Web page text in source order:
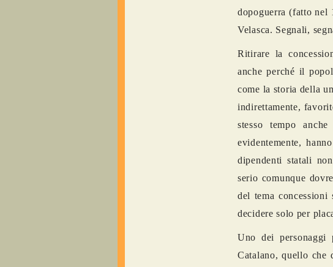
dopoguerra (fatto nel
Velasca. Segnali,
Ritirare la
anche perché il
come la storia della
indirettamente,
stesso tempo
evidentemente,
dipendenti statali
serio comunque
del tema
decidere solo per
Uno dei
Catalano, quello che